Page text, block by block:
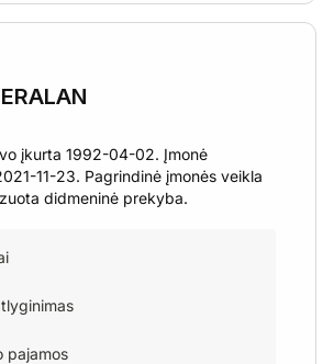
įkurta 1992-04-02. Įmonė
11-23. Pagrindinė įmonės veikla
didmeninė prekyba.
pajamos